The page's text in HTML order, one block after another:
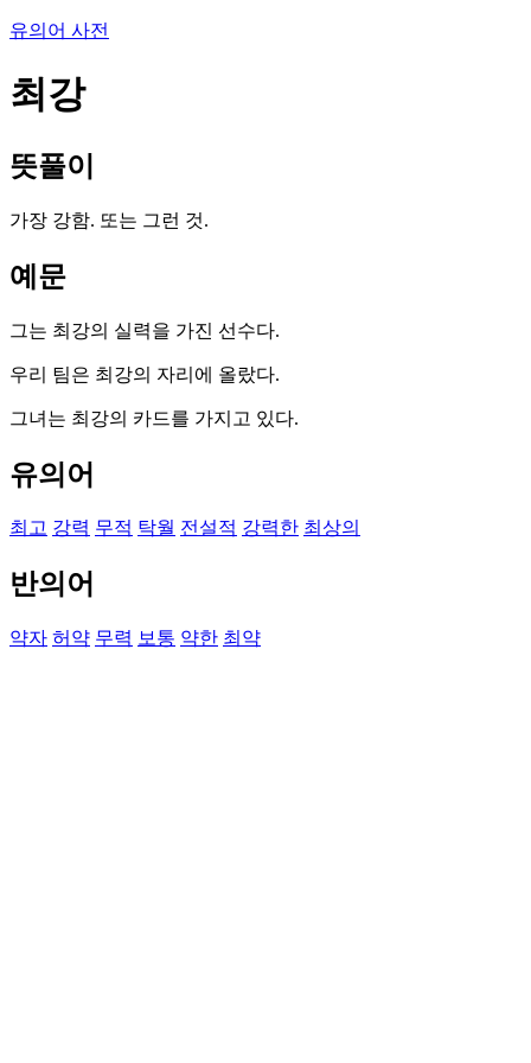
유의어 사전
최강
뜻풀이
가장 강함. 또는 그런 것.
예문
그는 최강의 실력을 가진 선수다.
우리 팀은 최강의 자리에 올랐다.
그녀는 최강의 카드를 가지고 있다.
유의어
최고 강력 무적 탁월 전설적 강력한 최상의
반의어
약자 허약 무력 보통 약한 최약